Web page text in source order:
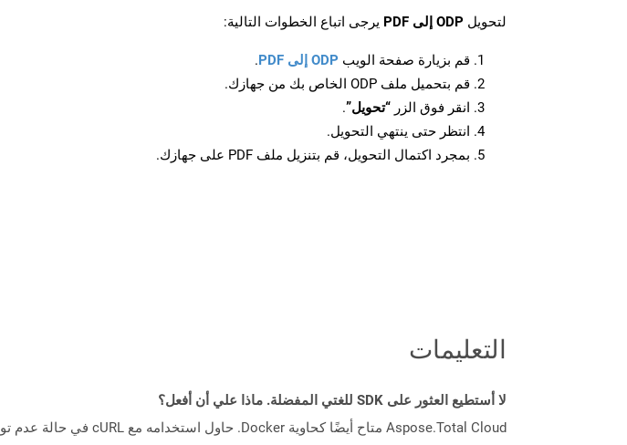
لتحويل ODP إلى PDF يرجى اتباع الخطوات التالية:
قم بزيارة صفحة الويب ODP إلى PDF
.
قم بتحميل ملف ODP الخاص بك من جهازك.
انقر فوق الزر “تحويل”.
انتظر حتى ينتهي التحويل.
بمجرد اكتمال التحويل، قم بتنزيل ملف PDF على جهازك.
التعليمات
لا أستطيع العثور على SDK للغتي المفضلة. ماذا علي أن أفعل؟
Aspose.Total Cloud متاح أيضًا كحاوية Docker. حاول استخدامه مع cURL في حالة عدم توفر SDK المطلوب بعد.